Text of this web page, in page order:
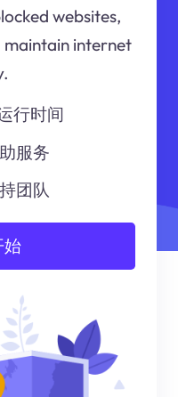
websites,
maintain internet
行时间
服务
团队
始